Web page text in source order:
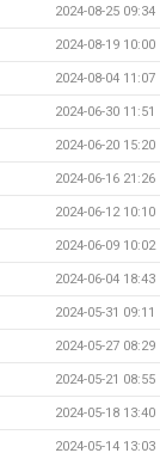
2024-08-25 09:34
2024-08-19 10:00
2024-08-04 11:07
2024-06-30 11:51
2024-06-20 15:20
2024-06-16 21:26
2024-06-12 10:10
2024-06-09 10:02
2024-06-04 18:43
2024-05-31 09:11
2024-05-27 08:29
2024-05-21 08:55
2024-05-18 13:40
2024-05-14 13:03